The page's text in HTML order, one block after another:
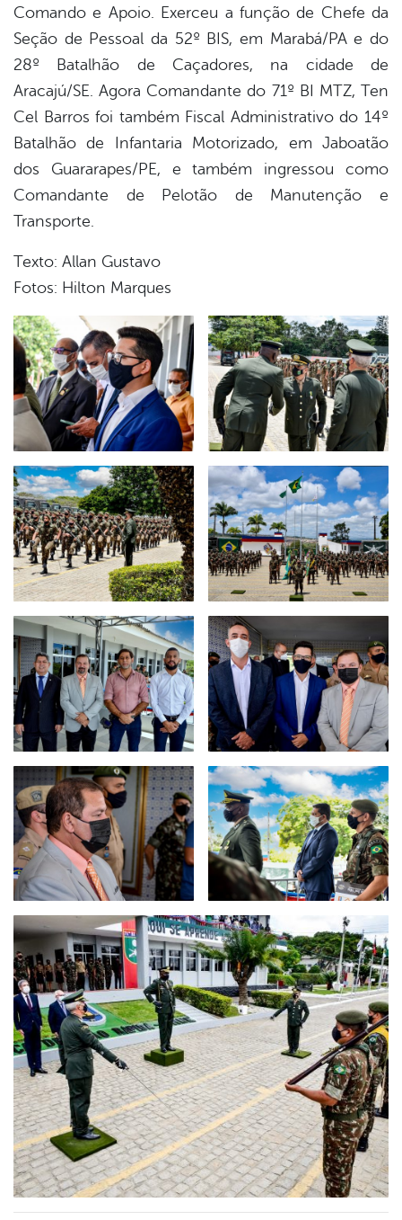
Comando e Apoio. Exerceu a função de Chefe da
Seção de Pessoal da 52º BIS, em Marabá/PA e do
28º Batalhão de Caçadores, na cidade de
Aracajú/SE. Agora Comandante do 71º BI MTZ, Ten
Cel Barros foi também Fiscal Administrativo do 14º
Batalhão de Infantaria Motorizado, em Jaboatão
dos Guararapes/PE, e também ingressou como
Comandante de Pelotão de Manutenção e
Transporte.
Texto: Allan Gustavo
Fotos: Hilton Marques